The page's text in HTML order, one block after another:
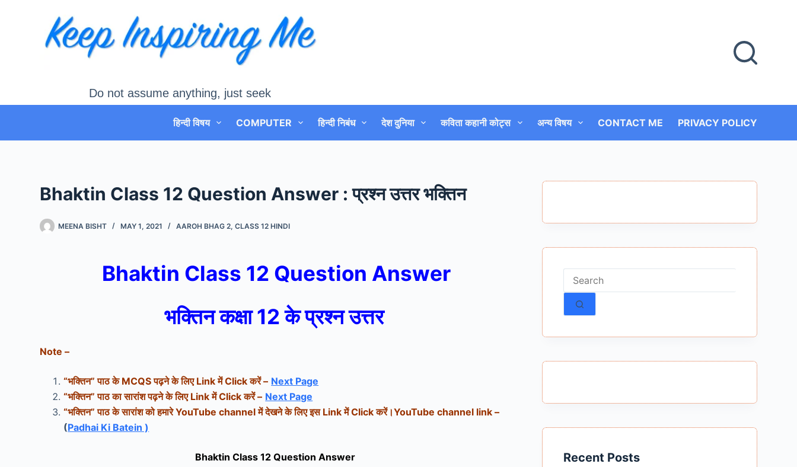
Do not assume anything, just seek
हिन्दी विषय COMPUTER हिन्दी निबंध देश दुनिया कविता कहानी कोट्स अन्य विषय CONTACT ME PRIVACY POLICY
Bhaktin Class 12 Question Answer : प्रश्न उत्तर भक्तिन
MEENA BISHT MAY 1, 2021 AAROH BHAG 2,CLASS 12 HINDI
Bhaktin Class 12 Question Answer
भक्तिन कक्षा 12 के प्रश्न उत्तर
Note –
“भक्तिन” पाठ के MCQS पढ़ने के लिए Link में Click करें – Next Page
“भक्तिन” पाठ का सारांश पढ़ने के लिए Link में Click करें – Next Page
“भक्तिन” पाठ के सारांश को हमारे YouTube channel में देखने के लिए इस Link में Click करें।YouTube channel link –
(Padhai Ki Batein )
Bhaktin Class 12 Question Answer
No
results
Recent Posts